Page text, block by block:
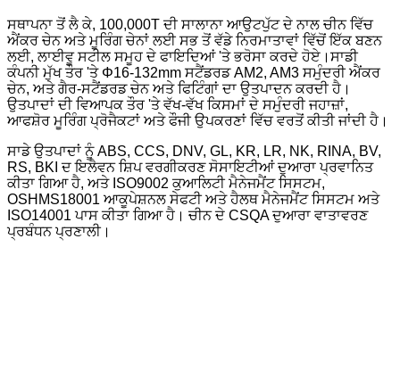
ਸਥਾਪਨਾ ਤੋਂ ਲੈ ਕੇ, 100,000T ਦੀ ਸਾਲਾਨਾ ਆਉਟਪੁੱਟ ਦੇ ਨਾਲ ਚੀਨ ਵਿੱਚ
ਐਂਕਰ ਚੇਨ ਅਤੇ ਮੂਰਿੰਗ ਚੇਨਾਂ ਲਈ ਸਭ ਤੋਂ ਵੱਡੇ ਨਿਰਮਾਤਾਵਾਂ ਵਿੱਚੋਂ ਇੱਕ ਬਣਨ
ਲਈ, ਲਾਈਵੂ ਸਟੀਲ ਸਮੂਹ ਦੇ ਫਾਇਦਿਆਂ 'ਤੇ ਭਰੋਸਾ ਕਰਦੇ ਹੋਏ।ਸਾਡੀ
ਕੰਪਨੀ ਮੁੱਖ ਤੌਰ 'ਤੇ Φ16-132mm ਸਟੈਂਡਰਡ AM2, AM3 ਸਮੁੰਦਰੀ ਐਂਕਰ
ਚੇਨ, ਅਤੇ ਗੈਰ-ਸਟੈਂਡਰਡ ਚੇਨ ਅਤੇ ਫਿਟਿੰਗਾਂ ਦਾ ਉਤਪਾਦਨ ਕਰਦੀ ਹੈ।
ਉਤਪਾਦਾਂ ਦੀ ਵਿਆਪਕ ਤੌਰ 'ਤੇ ਵੱਖ-ਵੱਖ ਕਿਸਮਾਂ ਦੇ ਸਮੁੰਦਰੀ ਜਹਾਜ਼ਾਂ,
ਆਫਸ਼ੋਰ ਮੂਰਿੰਗ ਪ੍ਰੋਜੈਕਟਾਂ ਅਤੇ ਫੌਜੀ ਉਪਕਰਣਾਂ ਵਿੱਚ ਵਰਤੋਂ ਕੀਤੀ ਜਾਂਦੀ ਹੈ।
ਸਾਡੇ ਉਤਪਾਦਾਂ ਨੂੰ ABS, CCS, DNV, GL, KR, LR, NK, RINA, BV,
RS, BKI ਦ ਇਲੈਵਨ ਸ਼ਿਪ ਵਰਗੀਕਰਣ ਸੋਸਾਇਟੀਆਂ ਦੁਆਰਾ ਪ੍ਰਵਾਨਿਤ
ਕੀਤਾ ਗਿਆ ਹੈ, ਅਤੇ ISO9002 ਕੁਆਲਿਟੀ ਮੈਨੇਜਮੈਂਟ ਸਿਸਟਮ,
OSHMS18001 ਆਕੂਪੇਸ਼ਨਲ ਸੇਫਟੀ ਅਤੇ ਹੈਲਥ ਮੈਨੇਜਮੈਂਟ ਸਿਸਟਮ ਅਤੇ
ISO14001 ਪਾਸ ਕੀਤਾ ਗਿਆ ਹੈ। ਚੀਨ ਦੇ CSQA ਦੁਆਰਾ ਵਾਤਾਵਰਣ
ਪ੍ਰਬੰਧਨ ਪ੍ਰਣਾਲੀ।